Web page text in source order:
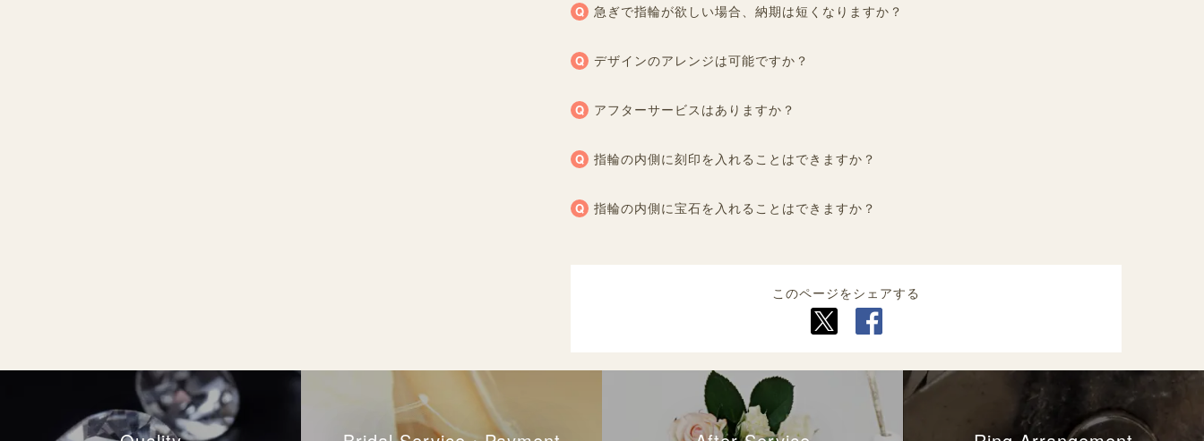
急ぎで指輪が欲しい場合、納期は短くなりますか？
デザインのアレンジは可能ですか？
アフターサービスはありますか？
指輪の内側に刻印を入れることはできますか？
指輪の内側に宝石を入れることはできますか？
このページをシェアする